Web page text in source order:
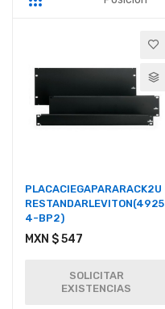
Parrilla
PLACACIEGAPARARACK2U
RESTANDARLEVITON(4925
4-BP2)
MXN $ 547
SOLICITAR
EXISTENCIAS